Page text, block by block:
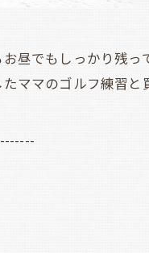
昼でもしっかり残っ
ママのゴルフ練習と